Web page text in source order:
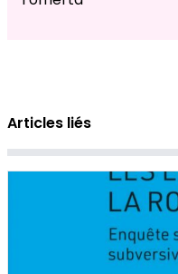
Articles liés